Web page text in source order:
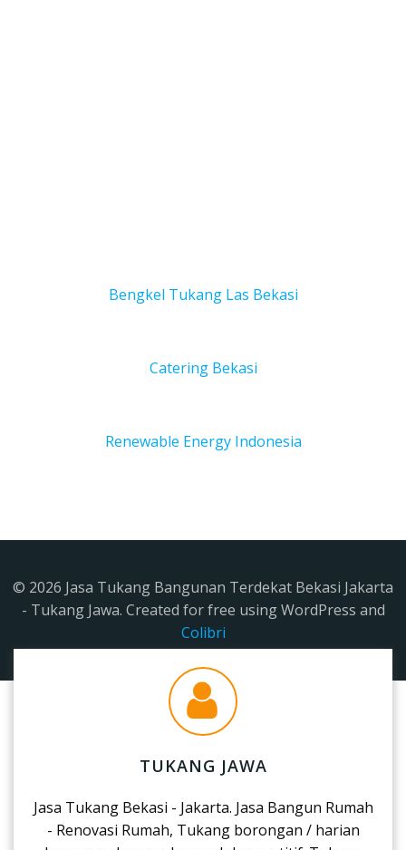
Bengkel Tukang Las Bekasi
Catering Bekasi
Renewable Energy Indonesia
© 2026 Jasa Tukang Bangunan Terdekat Bekasi Jakarta
- Tukang Jawa. Created for free using WordPress and
Colibri
TUKANG JAWA
Jasa Tukang Bekasi - Jakarta. Jasa Bangun Rumah
- Renovasi Rumah, Tukang borongan / harian